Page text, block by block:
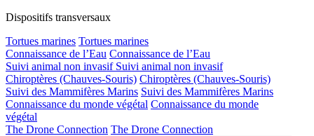
Dispositifs transversaux
Tortues marines Tortues marines
Connaissance de l’Eau Connaissance de l’Eau
Suivi animal non invasif Suivi animal non invasif
Chiroptères (Chauves-Souris) Chiroptères (Chauves-Souris)
Suivi des Mammifères Marins Suivi des Mammifères Marins
Connaissance du monde végétal Connaissance du monde
végétal
The Drone Connection The Drone Connection